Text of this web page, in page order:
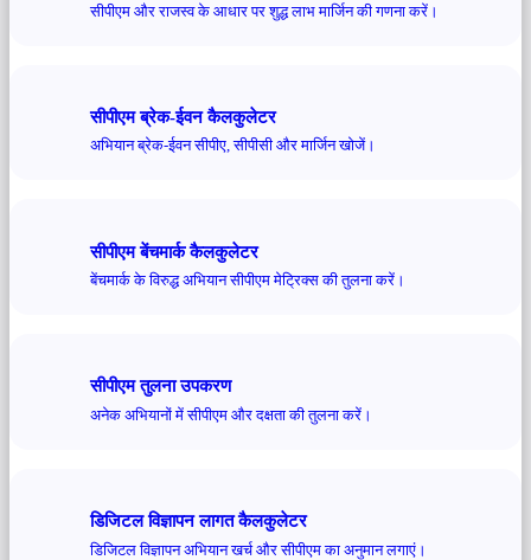
सीपीएम और राजस्व के आधार पर शुद्ध लाभ मार्जिन की गणना करें।
सीपीएम ब्रेक-ईवन कैलकुलेटर
अभियान ब्रेक-ईवन सीपीए, सीपीसी और मार्जिन खोजें।
सीपीएम बेंचमार्क कैलकुलेटर
बेंचमार्क के विरुद्ध अभियान सीपीएम मेट्रिक्स की तुलना करें।
सीपीएम तुलना उपकरण
अनेक अभियानों में सीपीएम और दक्षता की तुलना करें।
डिजिटल विज्ञापन लागत कैलकुलेटर
डिजिटल विज्ञापन अभियान खर्च और सीपीएम का अनुमान लगाएं।